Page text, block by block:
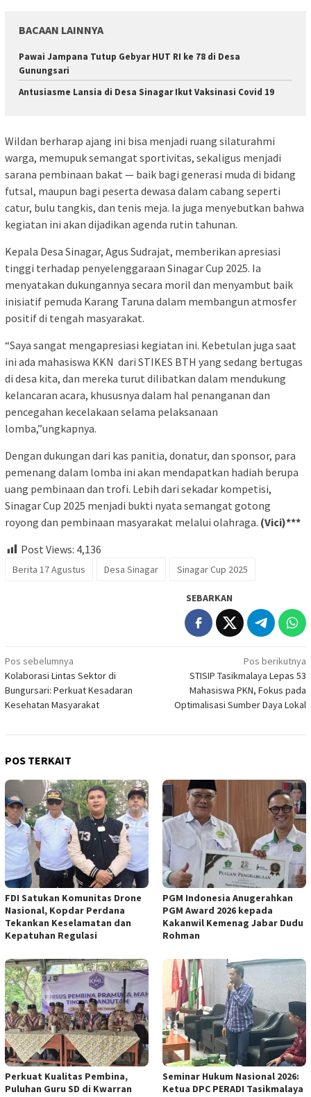
BACAAN LAINNYA
Pawai Jampana Tutup Gebyar HUT RI ke 78 di Desa
Gunungsari
Antusiasme Lansia di Desa Sinagar Ikut Vaksinasi Covid 19
Wildan berharap ajang ini bisa menjadi ruang silaturahmi
warga, memupuk semangat sportivitas, sekaligus menjadi
sarana pembinaan bakat — baik bagi generasi muda di bidang
futsal, maupun bagi peserta dewasa dalam cabang seperti
catur, bulu tangkis, dan tenis meja. Ia juga menyebutkan bahwa
kegiatan ini akan dijadikan agenda rutin tahunan.
Kepala Desa Sinagar, Agus Sudrajat, memberikan apresiasi
tinggi terhadap penyelenggaraan Sinagar Cup 2025. Ia
menyatakan dukungannya secara moril dan menyambut baik
inisiatif pemuda Karang Taruna dalam membangun atmosfer
positif di tengah masyarakat.
“Saya sangat mengapresiasi kegiatan ini. Kebetulan juga saat
ini ada mahasiswa KKN dari STIKES BTH yang sedang bertugas
di desa kita, dan mereka turut dilibatkan dalam mendukung
kelancaran acara, khususnya dalam hal penanganan dan
pencegahan kecelakaan selama pelaksanaan
lomba,”ungkapnya.
Dengan dukungan dari kas panitia, donatur, dan sponsor, para
pemenang dalam lomba ini akan mendapatkan hadiah berupa
uang pembinaan dan trofi. Lebih dari sekadar kompetisi,
Sinagar Cup 2025 menjadi bukti nyata semangat gotong
royong dan pembinaan masyarakat melalui olahraga. (Vici)***
Post Views: 4,136
Berita 17 Agustus Desa Sinagar Sinagar Cup 2025
SEBARKAN
Navigasi
pos
Pos sebelumnya
Kolaborasi Lintas Sektor di
Bungursari: Perkuat Kesadaran
Kesehatan Masyarakat
Pos berikutnya
STISIP Tasikmalaya Lepas 53
Mahasiswa PKN, Fokus pada
Optimalisasi Sumber Daya Lokal
POS TERKAIT
FDI Satukan Komunitas Drone
Nasional, Kopdar Perdana
Tekankan Keselamatan dan
Kepatuhan Regulasi
PGM Indonesia Anugerahkan
PGM Award 2026 kepada
Kakanwil Kemenag Jabar Dudu
Rohman
Perkuat Kualitas Pembina,
Puluhan Guru SD di Kwarran
Seminar Hukum Nasional 2026:
Ketua DPC PERADI Tasikmalaya